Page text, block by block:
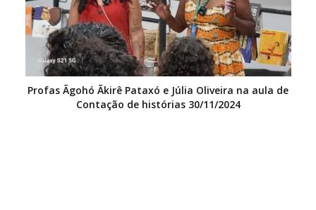
Profas Ãgohó Ãkirê Pataxó e Júlia Oliveira na aula de
Contação de histórias 30/11/2024